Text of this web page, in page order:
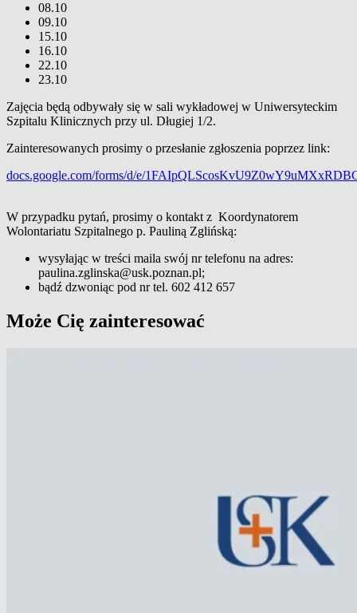
08.10
09.10
15.10
16.10
22.10
23.10
Zajęcia będą odbywały się w sali wykładowej w Uniwersyteckim
Szpitalu Klinicznych przy ul. Długiej 1/2.
Zainteresowanych prosimy o przesłanie zgłoszenia poprzez link:
docs.google.com/forms/d/e/
W przypadku pytań, prosimy o kontakt z Koordynatorem
Wolontariatu Szpitalnego p. Pauliną Zglińską:
wysyłając w treści maila swój nr telefonu na adres:
paulina.zglinska@usk.poznan.pl;
bądź dzwoniąc pod nr tel. 602 412 657
Może Cię zainteresować